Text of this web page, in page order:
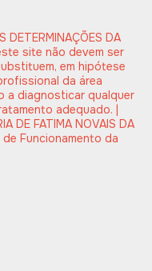
DETERMINAÇÕES DA
site não devem ser
em hipótese
da área
a diagnosticar qualquer
adequado. |
DE FATIMA NOVAIS DA
Funcionamento da